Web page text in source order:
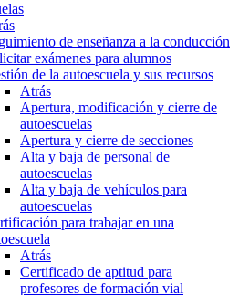
de enseñanza a la conducción
exámenes para alumnos
de la autoescuela y sus recursos
Atrás
Apertura, modificación y cierre de
autoescuelas
Apertura y cierre de secciones
Alta y baja de personal de
autoescuelas
Alta y baja de vehículos para
autoescuelas
para trabajar en una
Atrás
Certificado de aptitud para
profesores de formación vial